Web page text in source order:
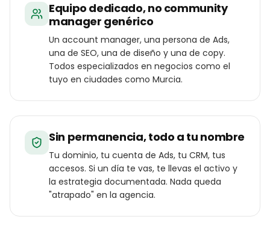
Equipo dedicado, no community
manager genérico
Un account manager, una persona de Ads,
una de SEO, una de diseño y una de copy.
Todos especializados en negocios como el
tuyo en ciudades como Murcia.
Sin permanencia, todo a tu nombre
Tu dominio, tu cuenta de Ads, tu CRM, tus
accesos. Si un día te vas, te llevas el activo y
la estrategia documentada. Nada queda
"atrapado" en la agencia.